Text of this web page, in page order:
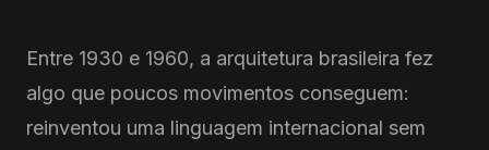
Entre 1930 e 1960, a arquitetura brasileira fez
algo que poucos movimentos conseguem:
reinventou uma linguagem internacional sem